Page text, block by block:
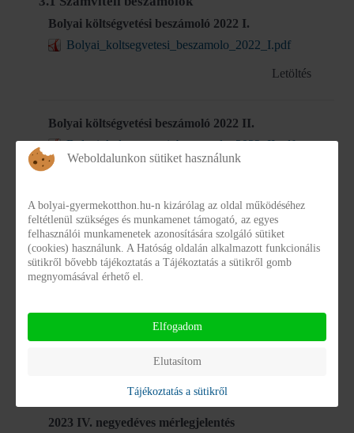
Bolyai költségvetési beszámoló 2022 I.
Bolyai_koltsegvetesi_beszamolo_2022_I.pdf
Letöltés
Bolyai költségvetési beszámoló 2022 II.
Bolyai_koltsegvetesi_beszamolo_2022_II.pdf
Bolyai költségvetési beszámoló 2022 III.
Bolyai_koltsegvetesi_beszamolo_2022_III.pdf
Éves Költség beszámoló 2023
BFGYKB_Eves koltseg beszamolo_2023.pdf
2023 IV. negyedéves mérlegjelentés
Weboldalunkon sütiket használunk
A bolyai-gyermekotthon.hu-n kizárólag az oldal működéséhez
feltétlenül szükséges és munkamenet támogató, az egyes
felhasználói munkamenetek azonosítására szolgáló sütiket
(cookies) használunk. A Hatóság oldalán alkalmazott funkcionális
sütikről bővebb tájékoztatás a Tájékoztatás a sütikről gomb
megnyomásával érhető el.
Elfogadom
Elutasítom
Tájékoztatás a sütikről